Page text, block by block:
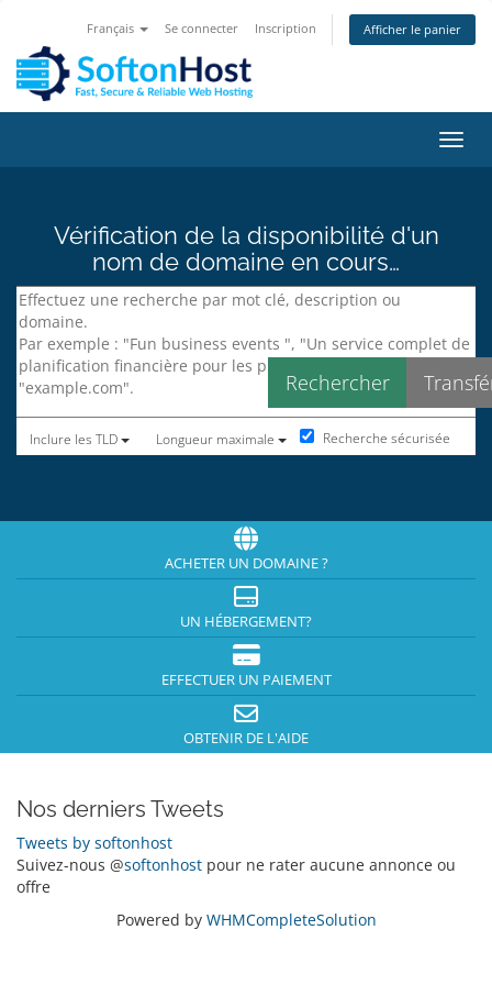
Français Se connecter Inscription Afficher le panier
Vérification de la disponibilité d'un
nom de domaine en cours…
Inclure les TLD Longueur maximale Recherche sécurisée
ACHETER UN DOMAINE ?
UN HÉBERGEMENT?
EFFECTUER UN PAIEMENT
OBTENIR DE L'AIDE
Nos derniers Tweets
Tweets by softonhost
Suivez-nous @softonhost pour ne rater aucune annonce ou
offre
Powered by WHMCompleteSolution